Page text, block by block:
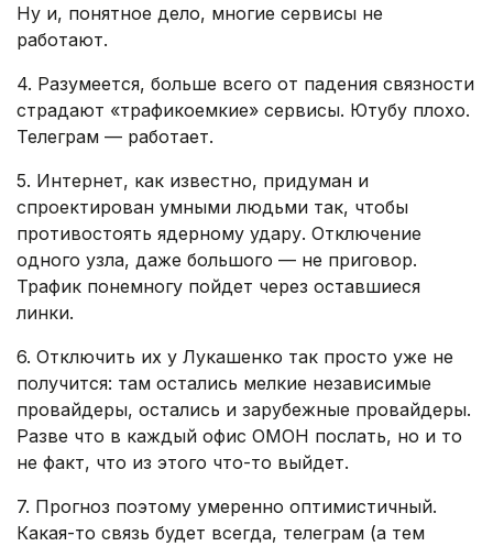
Ну и, понятное дело, многие сервисы не
работают.
4. Разумеется, больше всего от падения связности
страдают «трафикоемкие» сервисы. Ютубу плохо.
Телеграм — работает.
5. Интернет, как известно, придуман и
спроектирован умными людьми так, чтобы
противостоять ядерному удару. Отключение
одного узла, даже большого — не приговор.
Трафик понемногу пойдет через оставшиеся
линки.
6. Отключить их у Лукашенко так просто уже не
получится: там остались мелкие независимые
провайдеры, остались и зарубежные провайдеры.
Разве что в каждый офис ОМОН послать, но и то
не факт, что из этого что-то выйдет.
7. Прогноз поэтому умеренно оптимистичный.
Какая-то связь будет всегда, телеграм (а тем